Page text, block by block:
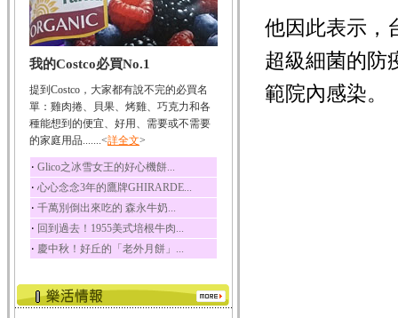
咖啡中的咖啡因會刺激
中樞神經系統，特別...
椰子
椰子含有糖類、脂肪、
荔枝
荔枝性質溫和所含的營
養素有醣類、檸檬酸...
五味子
五味子性質溫熱所含營
養成分有揮發油、檸...
草魚
草魚含有維生素A、維生
素C、及豐富的蛋白...
我的Costco必買No.1
提到Costco，大家都有說不完的必買名
單：雞肉捲、貝果、烤雞、巧克力和各
種能想到的便宜、好用、需要或不需要
的家庭用品.......<詳全文>
‧ Glico之冰雪女王的好心機餅...
‧ 心心念念3年的鷹牌GHIRARDE...
‧ 千萬別倒出來吃的 森永牛奶...
‧ 回到過去！1955美式培根牛肉...
‧ 慶中秋！好丘的「老外月餅」...
他因此表示，
超級細菌的防
範院內感染。